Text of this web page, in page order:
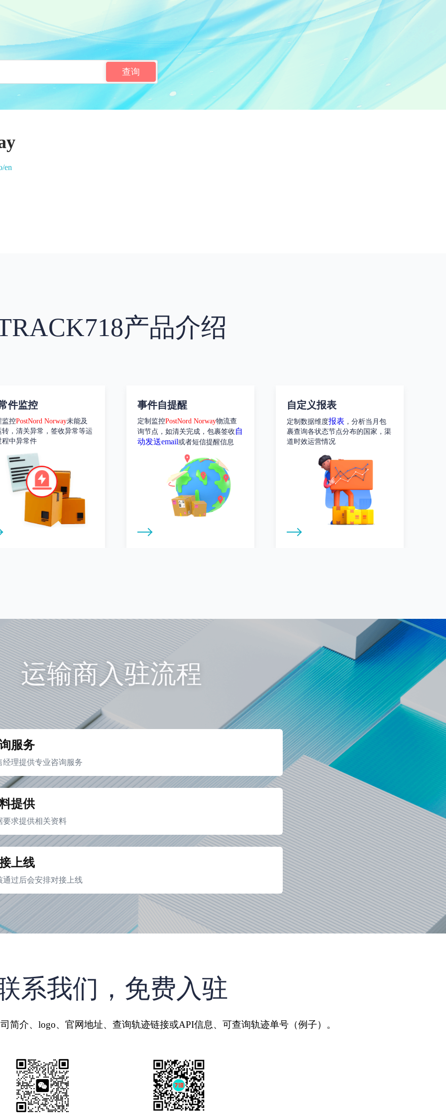
查询
en
产品介绍
件监控
监控PostNord Norway未能及
转，清关异常，签收异常等运
程中异常件
事件自提醒
定制监控PostNord Norway物流查
询节点，如清关完成，包裹签收 自
动发送email或者短信提醒信息
自定义报表
定制数据维度报表 ，分析当月包
裹查询各状态节点分布的国家，渠
道时效运营情况
运输商入驻流程
服务
经理提供专业咨询服务
提供
要求提供相关资料
上线
通过后会安排对接上线
系我们，免费入驻
简介、logo、官网地址、查询轨迹链接或API信息、可查询轨迹单号（例子）。